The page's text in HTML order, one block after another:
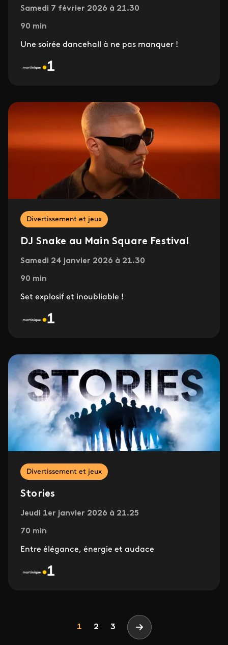
Samedi 7 février 2026 à 21.30
90 min
Une soirée dancehall à ne pas manquer !
Divertissement et jeux
DJ Snake au Main Square Festival
Samedi 24 janvier 2026 à 21.30
90 min
Set explosif et inoubliable !
Divertissement et jeux
Stories
Jeudi 1er janvier 2026 à 21.25
70 min
Entre élégance, énergie et audace
Page
1 Page
2 Page
3 Page suivante